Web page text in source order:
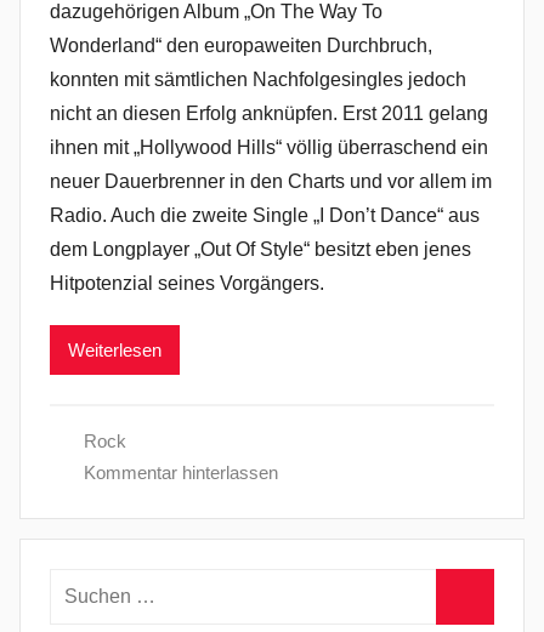
dazugehörigen Album „On The Way To
Wonderland“ den europaweiten Durchbruch,
konnten mit sämtlichen Nachfolgesingles jedoch
nicht an diesen Erfolg anknüpfen. Erst 2011 gelang
ihnen mit „Hollywood Hills“ völlig überraschend ein
neuer Dauerbrenner in den Charts und vor allem im
Radio. Auch die zweite Single „I Don’t Dance“ aus
dem Longplayer „Out Of Style“ besitzt eben jenes
Hitpotenzial seines Vorgängers.
Weiterlesen
Rock
Kommentar hinterlassen
Suchen